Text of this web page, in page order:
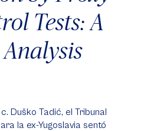
Tests: A
Duško Tadić, el Tribunal
la ex-Yugoslavia sentó